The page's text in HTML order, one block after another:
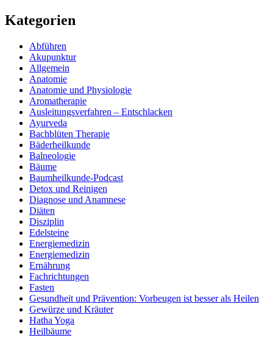
Kategorien
Abführen
Akupunktur
Allgemein
Anatomie
Anatomie und Physiologie
Aromatherapie
Ausleitungsverfahren – Entschlacken
Ayurveda
Bachblüten Therapie
Bäderheilkunde
Balneologie
Bäume
Baumheilkunde-Podcast
Detox und Reinigen
Diagnose und Anamnese
Diäten
Disziplin
Edelsteine
Energiemedizin
Energiemedizin
Ernährung
Fachrichtungen
Fasten
Gesundheit und Prävention: Vorbeugen ist besser als Heilen
Gewürze und Kräuter
Hatha Yoga
Heilbäume